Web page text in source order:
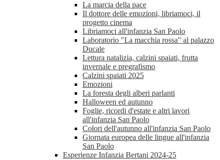
La marcia della pace
Il dottore delle emozioni, libriamoci, il
progetto cinema
Libriamoci all'infanzia San Paolo
Laboratorio "La macchia rossa" al palazzo
Ducale
Lettura natalizia, calzini spaiati, frutta
invernale e pregrafismo
Calzini spaiati 2025
Emozioni
La foresta degli alberi parlanti
Halloween ed autunno
Foglie, ricordi d'estate e altri lavori
all'infanzia San Paolo
Colori dell'autunno all'infanzia San Paolo
Giornata europea delle lingue all'infanzia
San Paolo
Esperienze Infanzia Bertani 2024-25